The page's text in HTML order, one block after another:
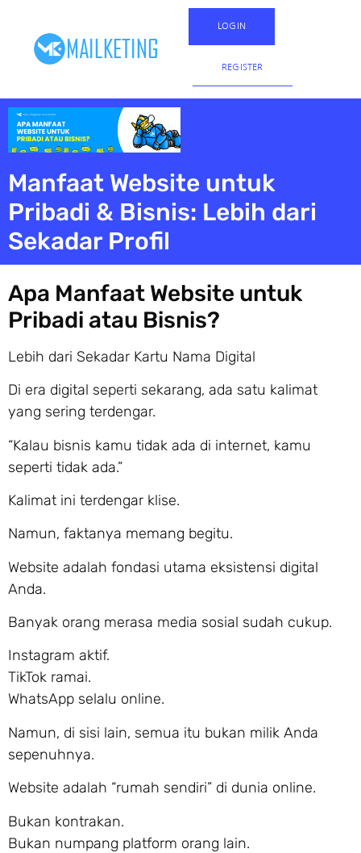
LOGIN
REGISTER
Manfaat Website untuk
Pribadi & Bisnis: Lebih dari
Sekadar Profil
Apa Manfaat Website untuk
Pribadi atau Bisnis?
Lebih dari Sekadar Kartu Nama Digital
Di era digital seperti sekarang, ada satu kalimat
yang sering terdengar.
“Kalau bisnis kamu tidak ada di internet, kamu
seperti tidak ada.”
Kalimat ini terdengar klise.
Namun, faktanya memang begitu.
Website adalah fondasi utama eksistensi digital
Anda.
Banyak orang merasa media sosial sudah cukup.
Instagram aktif.
TikTok ramai.
WhatsApp selalu online.
Namun, di sisi lain, semua itu bukan milik Anda
sepenuhnya.
Website adalah “rumah sendiri” di dunia online.
Bukan kontrakan.
Bukan numpang platform orang lain.